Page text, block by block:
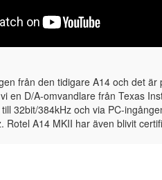
från den tidigare A14 och det är
en D/A-omvandlare från Texas
32bit/384kHz och via PC-
Rotel A14 MKII har även blivit